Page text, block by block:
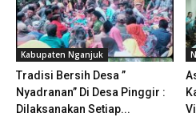
Kabupaten Nganjuk
Tradisi Bersih Desa ”
Nyadranan” Di Desa Pinggir :
Dilaksanakan Setiap...